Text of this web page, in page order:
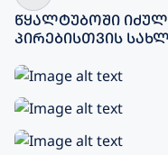
ᲬᲧᲐᲚᲢᲣᲑᲝᲨᲘ
ᲞᲘᲠᲔᲑᲘᲡᲗᲕᲘᲡ